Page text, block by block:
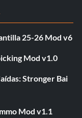
25-26 Mod v6
Mod v1.0
Stronger Bai
Mod v1.1